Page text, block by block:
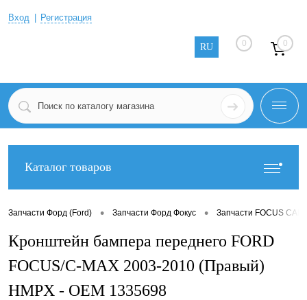
Вход Регистрация
RU 0 0
Каталог товаров
Запчасти Форд (Ford) • Запчасти Форд Фокус • Запчасти FOCUS
Кронштейн бампера переднего FORD
FOCUS/C-MAX 2003-2010 (Правый)
HMPX - OEM 1335698